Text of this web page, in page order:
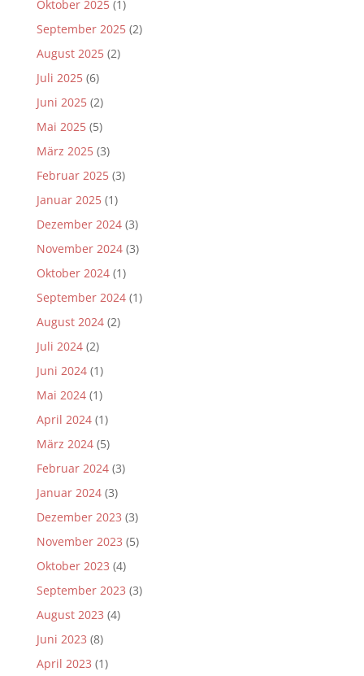
Oktober 2025(1)
September 2025(2)
August 2025(2)
Juli 2025(6)
Juni 2025(2)
Mai 2025(5)
März 2025(3)
Februar 2025(3)
Januar 2025(1)
Dezember 2024(3)
November 2024(3)
Oktober 2024(1)
September 2024(1)
August 2024(2)
Juli 2024(2)
Juni 2024(1)
Mai 2024(1)
April 2024(1)
März 2024(5)
Februar 2024(3)
Januar 2024(3)
Dezember 2023 (3)
November 2023 (5)
Oktober 2023 (4)
September 2023 (3)
August 2023 (4)
Juni 2023 (8)
April 2023 (1)